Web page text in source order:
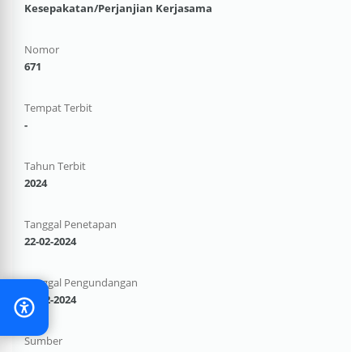
Kesepakatan/Perjanjian Kerjasama
Nomor
671
Tempat Terbit
-
Tahun Terbit
2024
Tanggal Penetapan
22-02-2024
Tanggal Pengundangan
22-02-2024
Sumber